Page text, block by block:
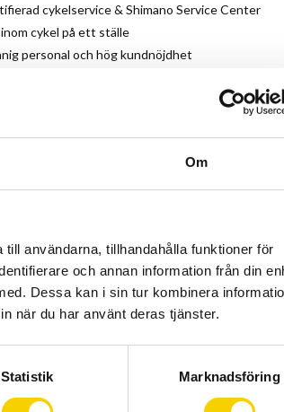
Om
användarna, tillhandahålla funktioner för
och annan information från din
Dessa kan i sin tur kombinera
när du har använt deras tjänster.
Statistik Marknadsföring
cykelservice & Shimano Service Center
cykel på ett ställe
personal och hög kundnöjdhet
SKU